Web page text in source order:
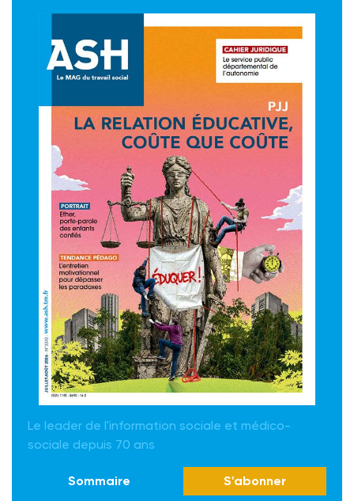
Le leader de l'information sociale et médico-
sociale depuis 70 ans
Sommaire S'abonner